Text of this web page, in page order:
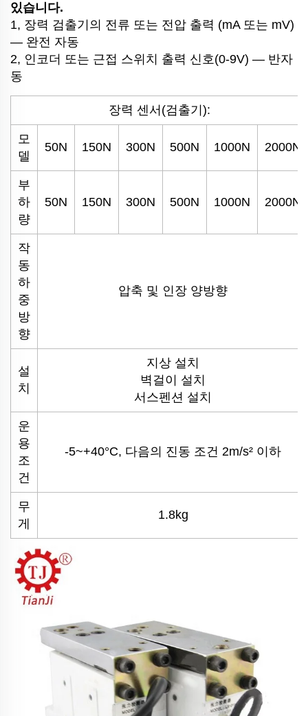
있습니다.
1, 장력 검출기의 전류 또는 전압 출력 (mA 또는 mV)
— 완전 자동
2, 인코더 또는 근접 스위치 출력 신호(0-9V) — 반자
동
장력 센서(검출기):
모
델
50N 150N 300N 500N 1000N 2000N
부
하
량
50N 150N 300N 500N 1000N 2000N
작
동
하
중
방
향
압축 및 인장 양방향
설
치
지상 설치
벽걸이 설치
서스펜션 설치
운
용
조
건
-5~+40°C, 다음의 진동 조건 2m/s² 이하
무
게
1.8kg